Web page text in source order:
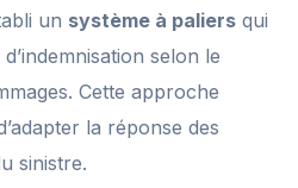
un système à paliers qui
selon le
Cette approche
la réponse des
sinistre.